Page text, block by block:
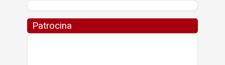
Patrocina